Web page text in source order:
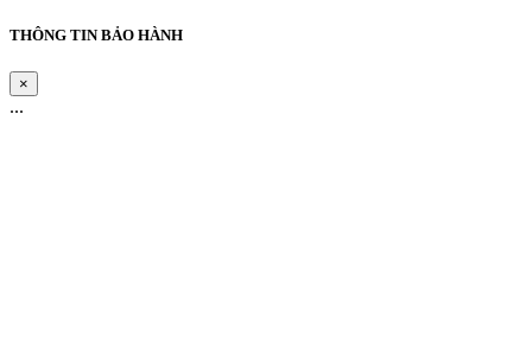
THÔNG TIN BẢO HÀNH
×
...